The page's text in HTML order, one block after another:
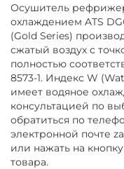
Осушитель
охлаждением ATS
(Gold Series)
сжатый воздух с
полностью
8573-1. Индекс W
имеет водяное
консультацией по
обратиться по
электронной почте
или нажать на
товара.